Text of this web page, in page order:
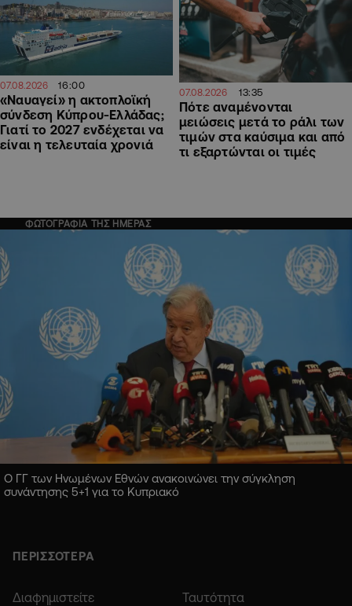
07.08.2026 16:00
«Ναυαγεί» η ακτοπλοϊκή
σύνδεση Κύπρου-Ελλάδας;
Γιατί το 2027 ενδέχεται να
είναι η τελευταία χρονιά
07.08.2026 13:35
Πότε αναμένονται
μειώσεις μετά το ράλι των
τιμών στα καύσιμα και από
τι εξαρτώνται οι τιμές
ΦΩΤΟΓΡΑΦΙΑ ΤΗΣ ΗΜΕΡΑΣ
Ο ΓΓ των Ηνωμένων Εθνών ανακοινώνει την σύγκληση
συνάντησης 5+1 για το Κυπριακό
ΠΕΡΙΣΣΟΤΕΡΑ
Διαφημιστείτε Ταυτότητα